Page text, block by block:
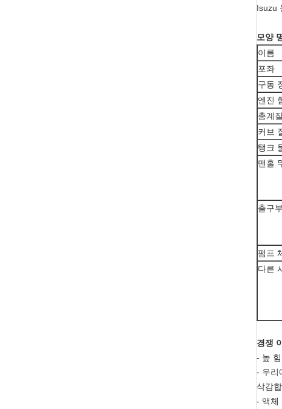
Isuzu
모양
이름
포좌
구동
엔진
총계
커브
탱크
맨홀
출구부
펌프
다른
경쟁
- 높
- 우리
삭감
- 액체